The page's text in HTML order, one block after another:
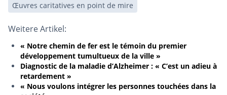
Œuvres caritatives en point de mire
Weitere Artikel:
« Notre chemin de fer est le témoin du premier
développement tumultueux de la ville »
Diagnostic de la maladie d’Alzheimer : « C’est un adieu à
retardement »
« Nous voulons intégrer les personnes touchées dans la